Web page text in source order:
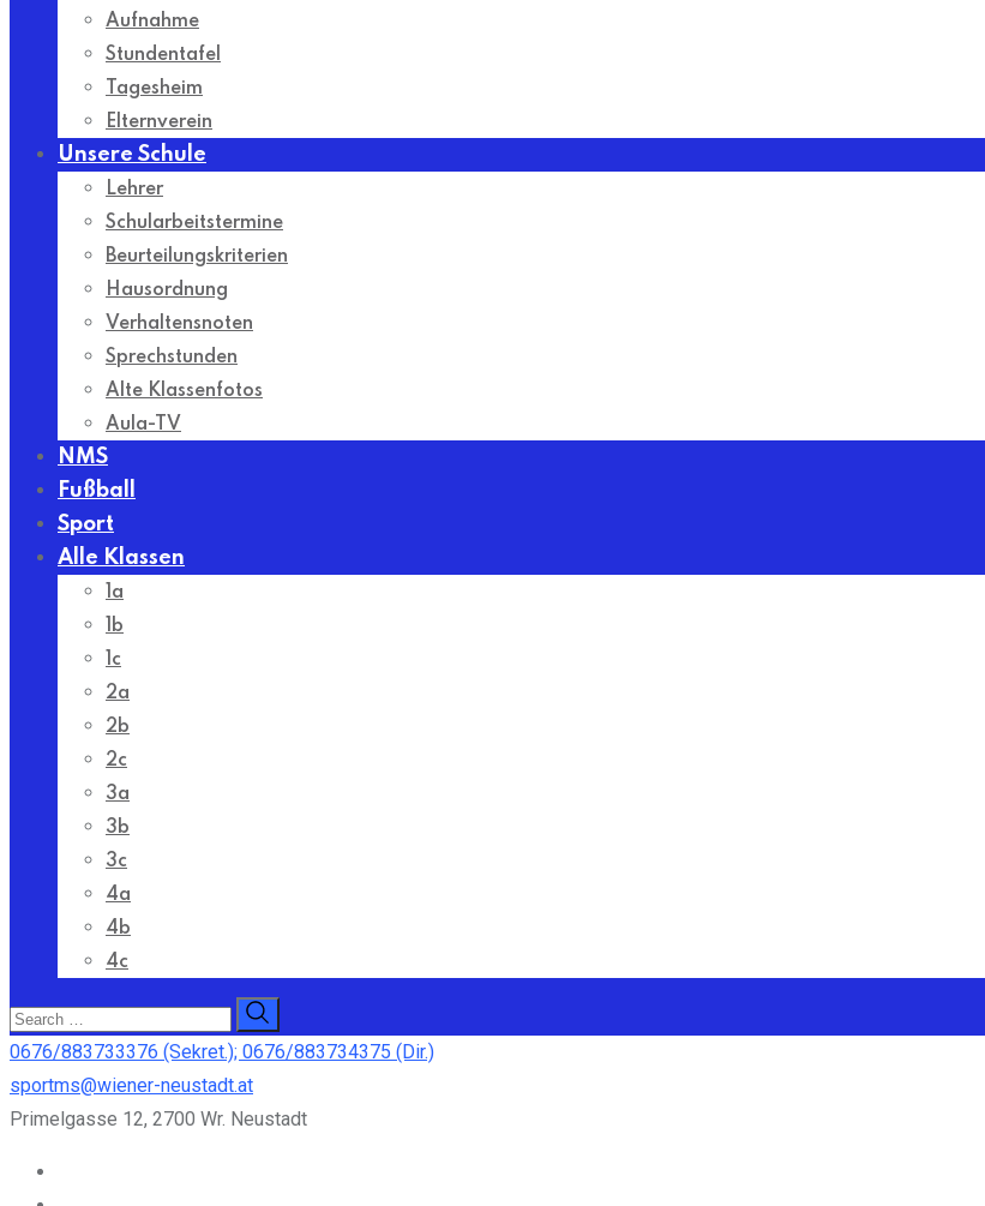
Aufnahme
Stundentafel
Tagesheim
Elternverein
Unsere Schule
Lehrer
Schularbeitstermine
Beurteilungskriterien
Hausordnung
Verhaltensnoten
Sprechstunden
Alte Klassenfotos
Aula-TV
NMS
Fußball
Sport
Alle Klassen
1a
1b
1c
2a
2b
2c
3a
3b
3c
4a
4b
4c
0676/883733376 (Sekret.); 0676/883734375 (Dir.)
sportms@wiener-neustadt.at
Primelgasse 12, 2700 Wr. Neustadt